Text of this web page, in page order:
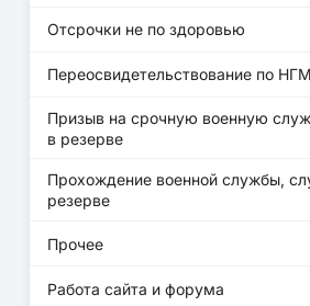
Отсрочки не по здоровью
Переосвидетельствование по НГМ
Призыв на срочную военную
в резерве
Прохождение военной службы,
резерве
Прочее
Работа сайта и форума